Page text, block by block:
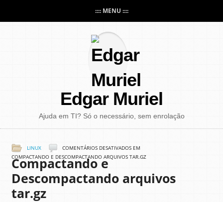
:::: MENU ::::
Edgar Muriel
Ajuda em TI? Só o necessário, sem enrolação
LINUX COMENTÁRIOS DESATIVADOSEM
COMPACTANDO E DESCOMPACTANDO ARQUIVOS TAR.GZ
Compactando e
Descompactando arquivos
tar.gz